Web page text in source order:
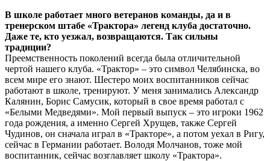
В школе работает много ветеранов команды, да и в
тренерском штабе «Трактора» легенд клуба достаточно.
Даже те, кто уезжал, возвращаются. Так сильны
традиции?
Преемственность поколений всегда была отличительной
чертой нашего клуба. «Трактор» – это символ Челябинска, во
всем мире его знают. Шестеро моих воспитанников сейчас
работают в школе, тренируют. У меня занимались Александр
Калянин, Борис Самусик, который в свое время работал с
«Белыми Медведями». Мой первый выпуск – это игроки 1962
года рождения, а именно Сергей Хрущев, также Сергей
Чудинов, он сначала играл в «Тракторе», а потом уехал в Ригу,
сейчас в Германии работает. Володя Молчанов, тоже мой
воспитанник, сейчас возглавляет школу «Трактора».